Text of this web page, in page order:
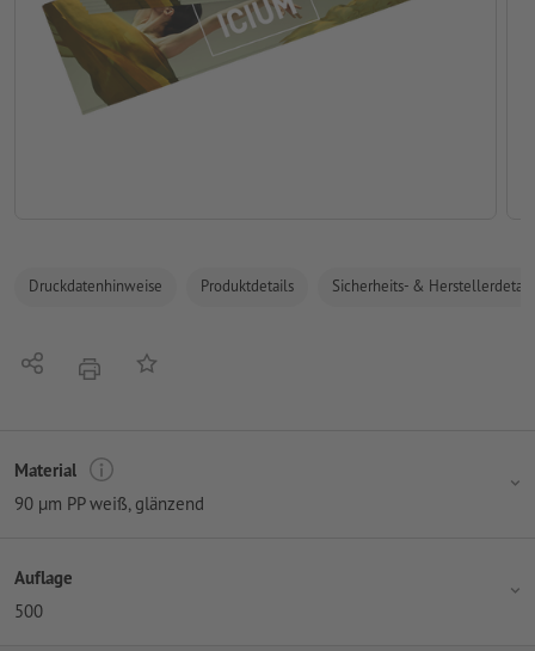
Druckdatenhinweise Produktdetails Sicherheits- &
Teilen DruckenAuf die Merkliste
Material
90 µm PP weiß, glänzend
Auflage
500